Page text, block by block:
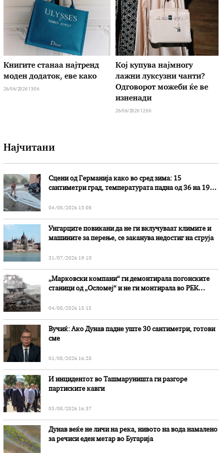
Книгите станаа најтренд
моден додаток, еве како
26/06/2026 13:06
Кој купува најмногу
лажни луксузни чанти?
Одговорот можеби ќе ве
изненади
26/06/2026 12:06
Најчитани
Сцени од Германија како во сред зима: 15
сантиметри град, температурата падна од 36 на 19
04/08/2026 13:08
Унгарците повикани да не ги вклучуваат климите и
машините за перење, се заканува недостиг на струја
31/07/2026 19:10
„Марковски компани“ ги демонтирала погонските
станици од „Осломеј“ и не ги монтирала во РЕК
04/08/2026 15:15
Вучиќ: Ако Дунав падне уште 30 сантиметри, готови
сме
01/08/2026 16:28
И инцидентот во Ташмаруништa ги разгоре
партиските кавги
03/08/2026 16:37
Дунав веќе не личи на река, нивото на вода намалено
за речиси еден метар во Бугарија